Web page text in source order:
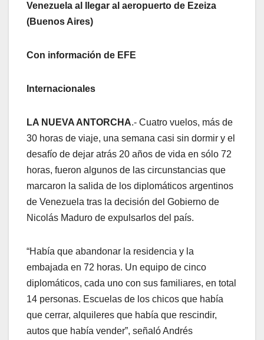
Venezuela al llegar al aeropuerto de Ezeiza
(Buenos Aires)
Con información de EFE
Internacionales
LA NUEVA ANTORCHA.- Cuatro vuelos, más de
30 horas de viaje, una semana casi sin dormir y el
desafío de dejar atrás 20 años de vida en sólo 72
horas, fueron algunos de las circunstancias que
marcaron la salida de los diplomáticos argentinos
de Venezuela tras la decisión del Gobierno de
Nicolás Maduro de expulsarlos del país.
“Había que abandonar la residencia y la
embajada en 72 horas. Un equipo de cinco
diplomáticos, cada uno con sus familiares, en total
14 personas. Escuelas de los chicos que había
que cerrar, alquileres que había que rescindir,
autos que había vender”, señaló Andrés